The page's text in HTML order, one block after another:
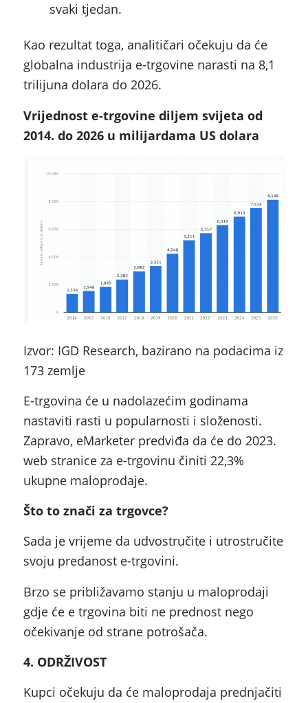
svaki tjedan.
Kao rezultat toga, analitičari očekuju da će
globalna industrija e-trgovine narasti na 8,1
trilijuna dolara do 2026.
Vrijednost e-trgovine diljem svijeta od
2014. do 2026 u milijardama US dolara
Izvor: IGD Research, bazirano na podacima iz
173 zemlje
E-trgovina će u nadolazećim godinama
nastaviti rasti u popularnosti i složenosti.
Zapravo, eMarketer predviđa da će do 2023.
web stranice za e-trgovinu činiti 22,3%
ukupne maloprodaje.
Što to znači za trgovce?
Sada je vrijeme da udvostručite i utrostručite
svoju predanost e-trgovini.
Brzo se približavamo stanju u maloprodaji
gdje će e trgovina biti ne prednost nego
očekivanje od strane potrošača.
4. ODRŽIVOST
Kupci očekuju da će maloprodaja prednjačiti